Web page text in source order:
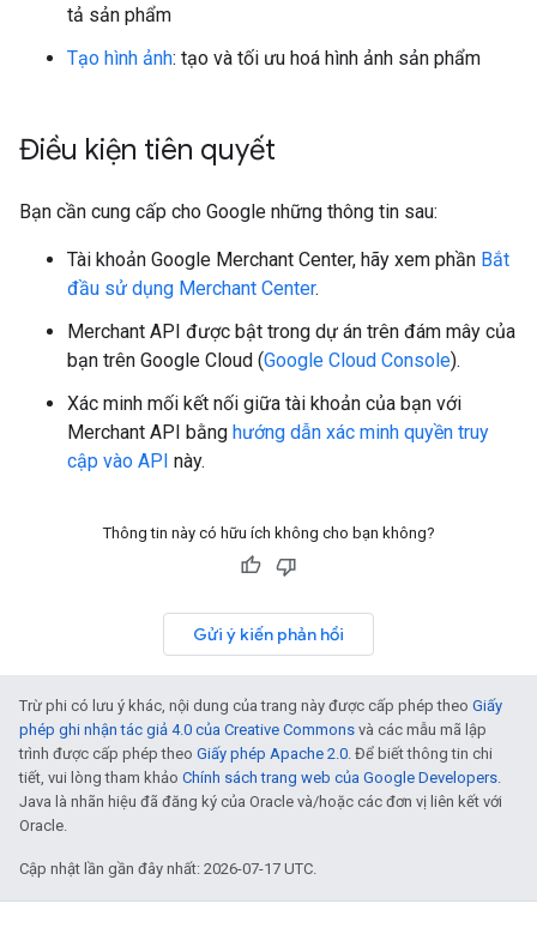
tả sản phẩm
Tạo hình ảnh: tạo và tối ưu hoá hình ảnh sản phẩm
Điều kiện tiên quyết
Bạn cần cung cấp cho Google những thông tin sau:
Tài khoản Google Merchant Center, hãy xem phần Bắt
đầu sử dụng Merchant Center.
Merchant API được bật trong dự án trên đám mây của
bạn trên Google Cloud (Google Cloud Console).
Xác minh mối kết nối giữa tài khoản của bạn với
Merchant API bằng hướng dẫn xác minh quyền truy
cập vào API này.
Thông tin này có hữu ích không cho bạn không?
Gửi ý kiến phản hồi
Trừ phi có lưu ý khác, nội dung của trang này được cấp phép theo Giấy
phép ghi nhận tác giả 4.0 của Creative Commons và các mẫu mã lập
trình được cấp phép theo Giấy phép Apache 2.0. Để biết thông tin chi
tiết, vui lòng tham khảo Chính sách trang web của Google Developers.
Java là nhãn hiệu đã đăng ký của Oracle và/hoặc các đơn vị liên kết với
Oracle.
Cập nhật lần gần đây nhất: 2026-07-17 UTC.